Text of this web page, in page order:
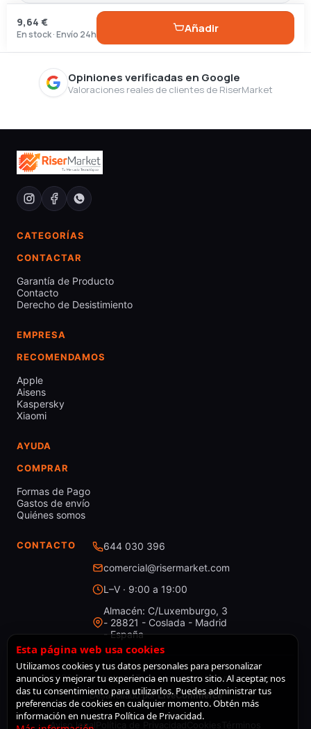
9,64 €
En stock · Envío 24h Añadir
Opiniones verificadas en Google
Valoraciones reales de clientes de RiserMarket
CATEGORÍAS
CONTACTAR
Garantía de Producto
Contacto
Derecho de Desistimiento
EMPRESA
RECOMENDAMOS
Apple
Aisens
Kaspersky
Xiaomi
AYUDA
COMPRAR
Formas de Pago
Gastos de envío
Quiénes somos
CONTACTO
644 030 396
comercial@risermarket.com
L–V · 9:00 a 19:00
Almacén: C/Luxemburgo, 3
- 28821 - Coslada - Madrid
- España
© 2026 RiserMarket · Todos los derechos reservados
Desarrollado porLiveCommerce
Aviso legal
Esta página web usa cookies
Utilizamos cookies y tus datos personales para personalizar
anuncios y mejorar tu experiencia en nuestro sitio. Al aceptar, nos
das tu consentimiento para utilizarlos. Puedes administrar tus
preferencias de cookies en cualquier momento. Obtén más
información en nuestra Política de Privacidad.